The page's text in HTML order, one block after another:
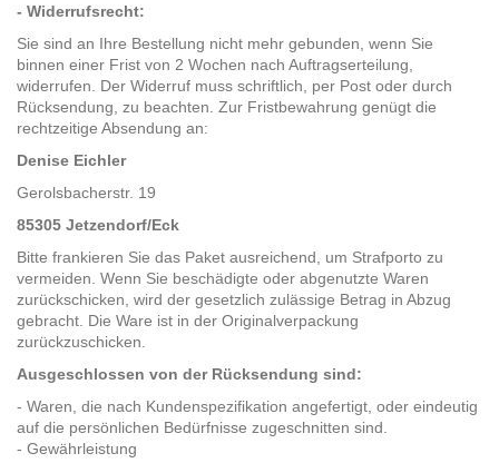
- Widerrufsrecht:
Sie sind an Ihre Bestellung nicht mehr gebunden, wenn Sie
binnen einer Frist von 2 Wochen nach Auftragserteilung,
widerrufen. Der Widerruf muss schriftlich, per Post oder durch
Rücksendung, zu beachten. Zur Fristbewahrung genügt die
rechtzeitige Absendung an:
Denise Eichler
Gerolsbacherstr. 19
85305 Jetzendorf/Eck
Bitte frankieren Sie das Paket ausreichend, um Strafporto zu
vermeiden. Wenn Sie beschädigte oder abgenutzte Waren
zurückschicken, wird der gesetzlich zulässige Betrag in Abzug
gebracht. Die Ware ist in der Originalverpackung
zurückzuschicken.
Ausgeschlossen von der Rücksendung sind:
- Waren, die nach Kundenspezifikation angefertigt, oder eindeutig
auf die persönlichen Bedürfnisse zugeschnitten sind.
- Gewährleistung